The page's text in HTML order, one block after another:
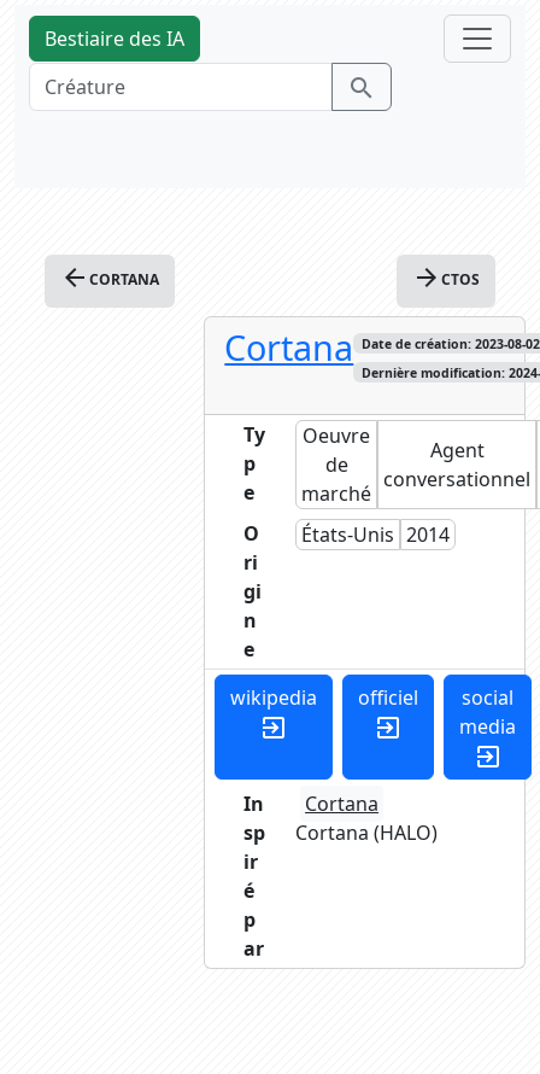
Bestiaire des IA
search
arrow_back CORTANA arrow_forward CTOS
Cortana
Date de création: 2023-08-
Dernière modification:
Ty
p
e
Oeuvre
de
marché
Agent
conversationnel
O
ri
gi
n
e
États-Unis 2014
wikipedia
exit_to_app
officiel
exit_to_app
social
media
exit_to_app
In
sp
ir
é
p
ar
Cortana
Cortana (HALO)